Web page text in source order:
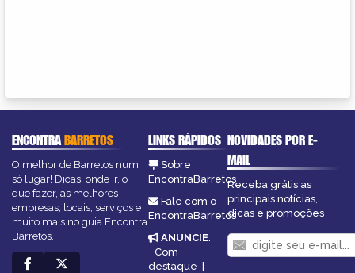
ENCONTRABARRETOS
O melhor de Barretos num
só lugar! Dicas, onde ir, o
que fazer, as melhores
empresas, locais, serviços e
muito mais no guia Encontra
Barretos.
LINKS RÁPIDOS
Sobre
EncontraBarretos
Fale com o
EncontraBarretos
ANUNCIE:
Com
destaque |
NOVIDADES POR E-
MAIL
Receba grátis as
principais notícias,
dicas e promoções